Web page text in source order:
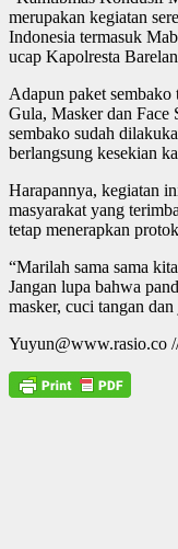
merupakan kegiatan
Indonesia termasuk
ucap Kapolresta
Adapun paket
Gula, Masker dan Face
sembako sudah
berlangsung kesekian
Harapannya, kegiatan
masyarakat yang
tetap menerapkan
“Marilah sama sama
Jangan lupa bahwa
masker, cuci tangan
Yuyun@www.rasio.co